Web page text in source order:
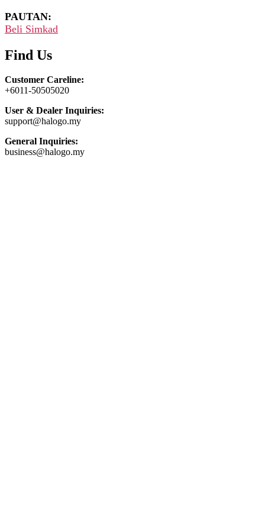
PAUTAN:
Beli Simkad
Find Us
Customer Careline:
+6011-50505020
User & Dealer Inquiries:
support@halogo.my
General Inquiries:
business@halogo.my